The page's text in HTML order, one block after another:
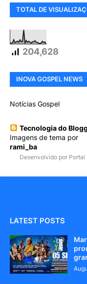
TOTAL DE
204,628
INOVA GOSPEL NEWS
Notícias Gospel
Tecnologia do
Imagens de tema por
rami_ba
Desenvolvido por Portal
LATEST POSTS